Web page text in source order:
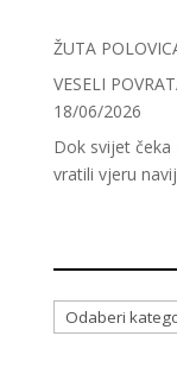
ŽUTA
VESELI
18/06/2026
Dok svijet čeka
vratili vjeru
Kategorije